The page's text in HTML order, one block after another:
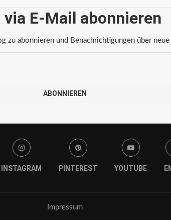
via E-Mail abonnieren
zu abonnieren und Benachrichtigungen über
ABONNIEREN
INSTAGRAM PINTEREST YOUTUBE
Impressum